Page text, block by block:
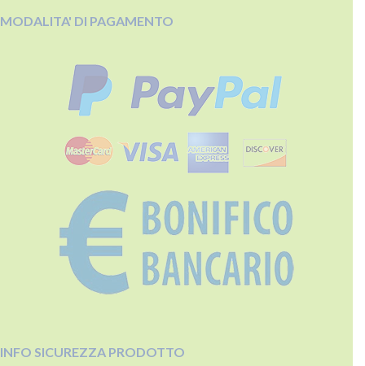
MODALITA' DI PAGAMENTO
INFO SICUREZZA PRODOTTO